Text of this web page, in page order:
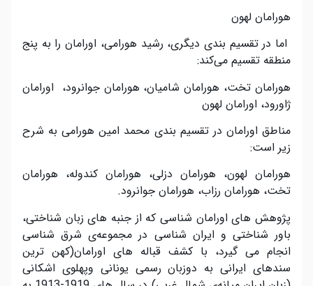
هورامان لهون
اما در تقسیم بندی دیگری، رشید هورامی، اورامان را به پنج
منطقه تقسیم میکند:
هورامان تخت، هورامان شامیان، هورامان جوانرود، اورامان
ژاورود، اورامان لهون
مناطق اورامان در تقسیم بندی محمد امین هورامی به شرح
زیر است:
هورامان لهون، هورامان دزلی، هورامان کندوله، هورامان
تخت، هورامان رزاب، هورامان جوانرود.
پژوهش های اورامان شناسی که از جنبه های زبان شناختی،
باور شناختی و ایران شناسی در مجموعه‌ی شرق شناسی
انجام می گیرد، با کشف قباله های اورامان(کهن ترین
سندهای ایرانی به دوزبان رسمی یونانی وپهلوی اشکانی